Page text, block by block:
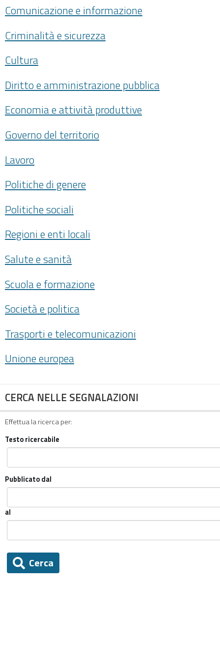
Comunicazione e informazione
Criminalità e sicurezza
Cultura
Diritto e amministrazione pubblica
Economia e attività produttive
Governo del territorio
Lavoro
Politiche di genere
Politiche sociali
Regioni e enti locali
Salute e sanità
Scuola e formazione
Società e politica
Trasporti e telecomunicazioni
Unione europea
CERCA NELLE SEGNALAZIONI
Effettua la ricerca per:
Testo ricercabile
Pubblicato dal
al